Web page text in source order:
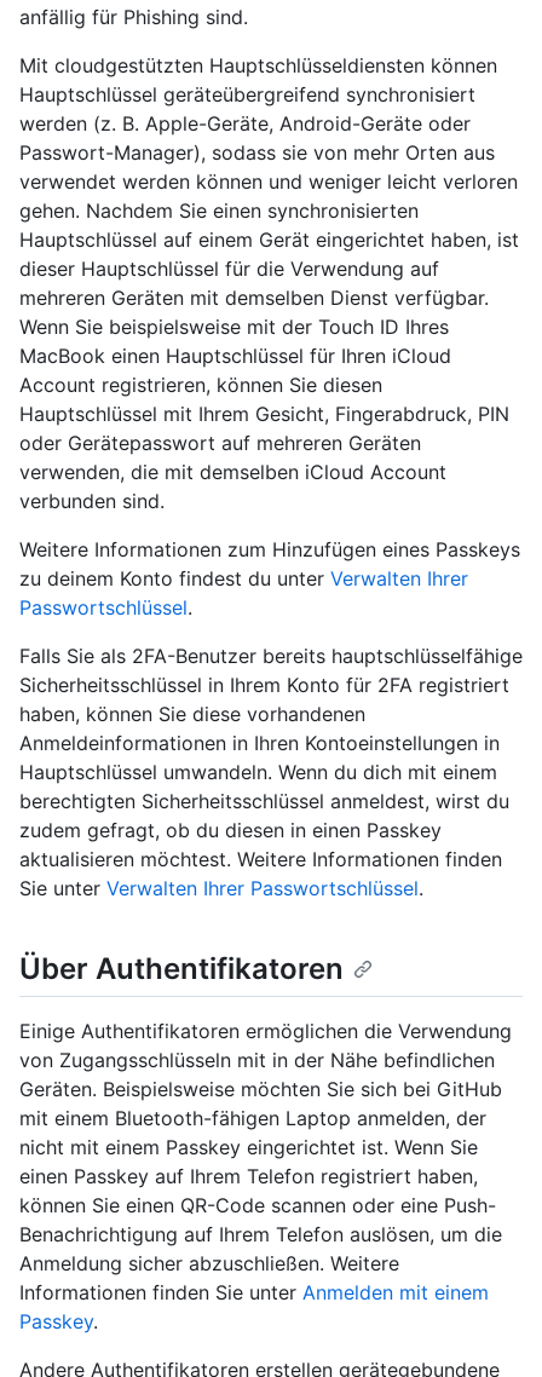
anfällig für Phishing sind.
Mit cloudgestützten Hauptschlüsseldiensten können
Hauptschlüssel geräteübergreifend synchronisiert
werden (z. B. Apple-Geräte, Android-Geräte oder
Passwort-Manager), sodass sie von mehr Orten aus
verwendet werden können und weniger leicht verloren
gehen. Nachdem Sie einen synchronisierten
Hauptschlüssel auf einem Gerät eingerichtet haben, ist
dieser Hauptschlüssel für die Verwendung auf
mehreren Geräten mit demselben Dienst verfügbar.
Wenn Sie beispielsweise mit der Touch ID Ihres
MacBook einen Hauptschlüssel für Ihren iCloud
Account registrieren, können Sie diesen
Hauptschlüssel mit Ihrem Gesicht, Fingerabdruck, PIN
oder Gerätepasswort auf mehreren Geräten
verwenden, die mit demselben iCloud Account
verbunden sind.
Weitere Informationen zum Hinzufügen eines Passkeys
zu deinem Konto findest du unter Verwalten Ihrer
Passwortschlüssel.
Falls Sie als 2FA-Benutzer bereits hauptschlüsselfähige
Sicherheitsschlüssel in Ihrem Konto für 2FA registriert
haben, können Sie diese vorhandenen
Anmeldeinformationen in Ihren Kontoeinstellungen in
Hauptschlüssel umwandeln. Wenn du dich mit einem
berechtigten Sicherheitsschlüssel anmeldest, wirst du
zudem gefragt, ob du diesen in einen Passkey
aktualisieren möchtest. Weitere Informationen finden
Sie unter Verwalten Ihrer Passwortschlüssel.
Über Authentifikatoren
Einige Authentifikatoren ermöglichen die Verwendung
von Zugangsschlüsseln mit in der Nähe befindlichen
Geräten. Beispielsweise möchten Sie sich bei GitHub
mit einem Bluetooth-fähigen Laptop anmelden, der
nicht mit einem Passkey eingerichtet ist. Wenn Sie
einen Passkey auf Ihrem Telefon registriert haben,
können Sie einen QR-Code scannen oder eine Push-
Benachrichtigung auf Ihrem Telefon auslösen, um die
Anmeldung sicher abzuschließen. Weitere
Informationen finden Sie unter Anmelden mit einem
Passkey.
Andere Authentifikatoren erstellen gerätegebundene